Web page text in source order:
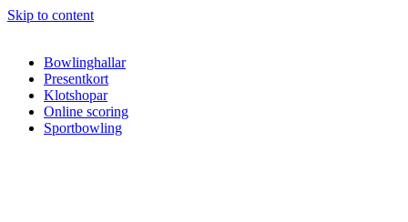
Skip to content
Bowlinghallar
Presentkort
Klotshopar
Online scoring
Sportbowling